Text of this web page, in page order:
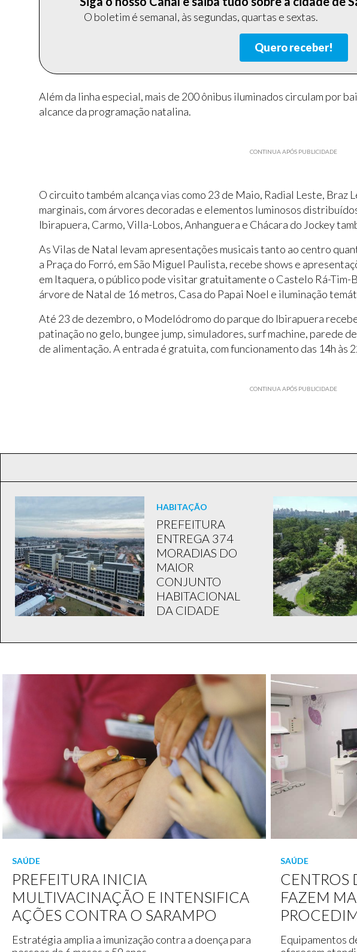
O boletim é semanal, às segundas, quartas e sextas.
Quero receber!
Além da linha especial, mais de 200 ônibus iluminados circulam por
alcance da programação natalina.
CONTINUA APÓS PUBLICIDADE
O circuito também alcança vias como 23 de Maio, Radial Leste, Braz
marginais, com árvores decoradas e elementos luminosos
Ibirapuera, Carmo, Villa-Lobos, Anhanguera e Chácara do Jockey
As Vilas de Natal levam apresentações musicais tanto ao centro
a Praça do Forró, em São Miguel Paulista, recebe shows e
em Itaquera, o público pode visitar gratuitamente o Castelo Rá-Tim-
árvore de Natal de 16 metros, Casa do Papai Noel e iluminação
Até 23 de dezembro, o Modelódromo do parque do Ibirapuera
patinação no gelo, bungee jump, simuladores, surf machine, parede
de alimentação. A entrada é gratuita, com funcionamento das 14h às
CONTINUA APÓS PUBLICIDADE
HABITAÇÃO
PREFEITURA
ENTREGA 374
MORADIAS DO
MAIOR
CONJUNTO
HABITACIONAL
DA CIDADE
SAÚDE
PREFEITURA INICIA
MULTIVACINAÇÃO E INTENSIFICA
AÇÕES CONTRA O SARAMPO
Estratégia amplia a imunização contra a doença para
SAÚDE
CENTROS
FAZEM
Equipamentos